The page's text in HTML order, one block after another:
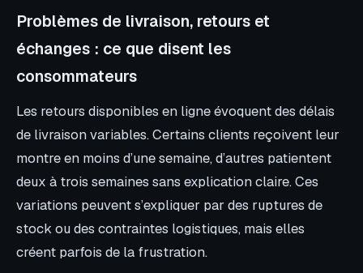
Problèmes de livraison, retours et
échanges : ce que disent les
consommateurs
Les retours disponibles en ligne évoquent des délais
de livraison variables. Certains clients reçoivent leur
montre en moins d’une semaine, d’autres patientent
deux à trois semaines sans explication claire. Ces
variations peuvent s’expliquer par des ruptures de
stock ou des contraintes logistiques, mais elles
créent parfois de la frustration.